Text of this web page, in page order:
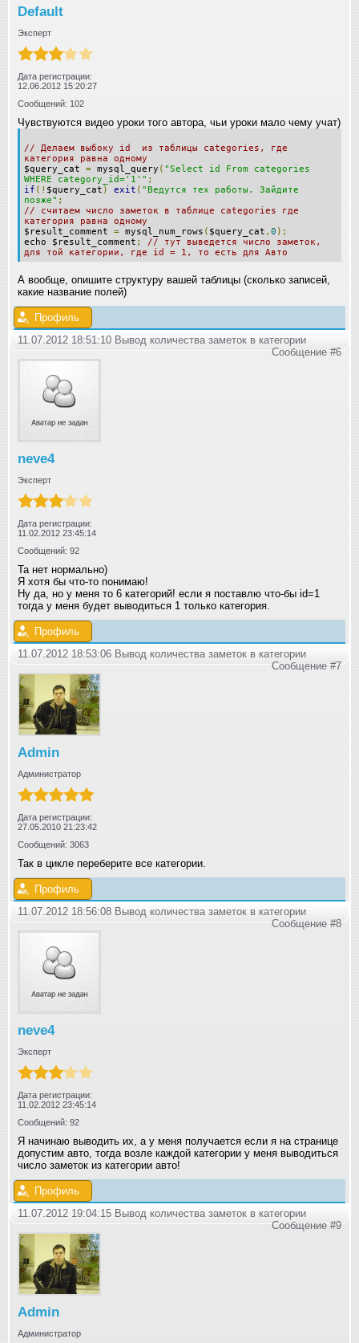
Default
Эксперт
Дата регистрации:
12.06.2012 15:20:27
Сообщений: 102
Чувствуются видео уроки того автора, чьи уроки мало чему учат)
// Делаем выбоку id из таблицы categories, где
категория равна одному
$query_cat = mysql_query ( "Select id From categories
WHERE category_id='1'" ;
if (! $query_cat ) exit ( "Ведутся тех работы. Зайдите
позже" ;
// считаем число заметок в таблице categories где
категория равна одному
$result_comment = mysql_num_rows ( $query_cat , 0 );
echo $result_comment ;
// тут выведется число заметок,
для той категории, где id = 1, то есть для Авто
А вообще, опишите структуру вашей таблицы (сколько записей,
какие название полей)
Профиль
11.07.2012 18:51:10 Вывод количества заметок в категории
Сообщение #6
neve4
Эксперт
Дата регистрации:
11.02.2012 23:45:14
Сообщений: 92
Та нет нормально)
Я хотя бы что-то понимаю!
Ну да, но у меня то 6 категорий! если я поставлю что-бы id=1
тогда у меня будет выводиться 1 только категория.
Профиль
11.07.2012 18:53:06 Вывод количества заметок в категории
Сообщение #7
Admin
Администратор
Дата регистрации:
27.05.2010 21:23:42
Сообщений: 3063
Так в цикле переберите все категории.
Профиль
11.07.2012 18:56:08 Вывод количества заметок в категории
Сообщение #8
neve4
Эксперт
Дата регистрации:
11.02.2012 23:45:14
Сообщений: 92
Я начинаю выводить их, а у меня получается если я на странице
допустим авто, тогда возле каждой категории у меня выводиться
число заметок из категории авто!
Профиль
11.07.2012 19:04:15 Вывод количества заметок в категории
Сообщение #9
Admin
Администратор